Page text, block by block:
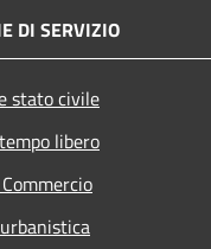
DI SERVIZIO
stato civile
libero